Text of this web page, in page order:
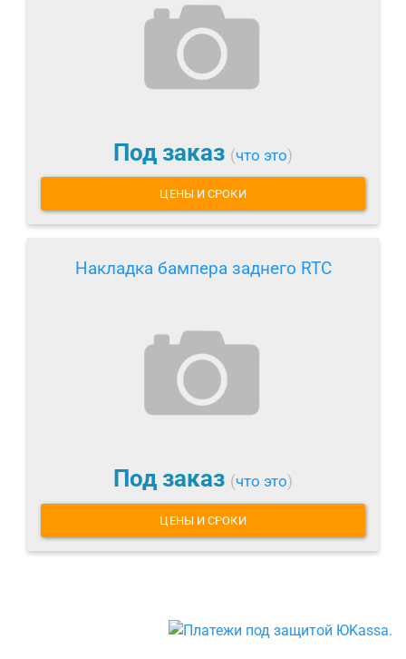
Под заказ (что это)
ЦЕНЫ И СРОКИ
Накладка бампера заднего RTC
Под заказ (что это)
ЦЕНЫ И СРОКИ